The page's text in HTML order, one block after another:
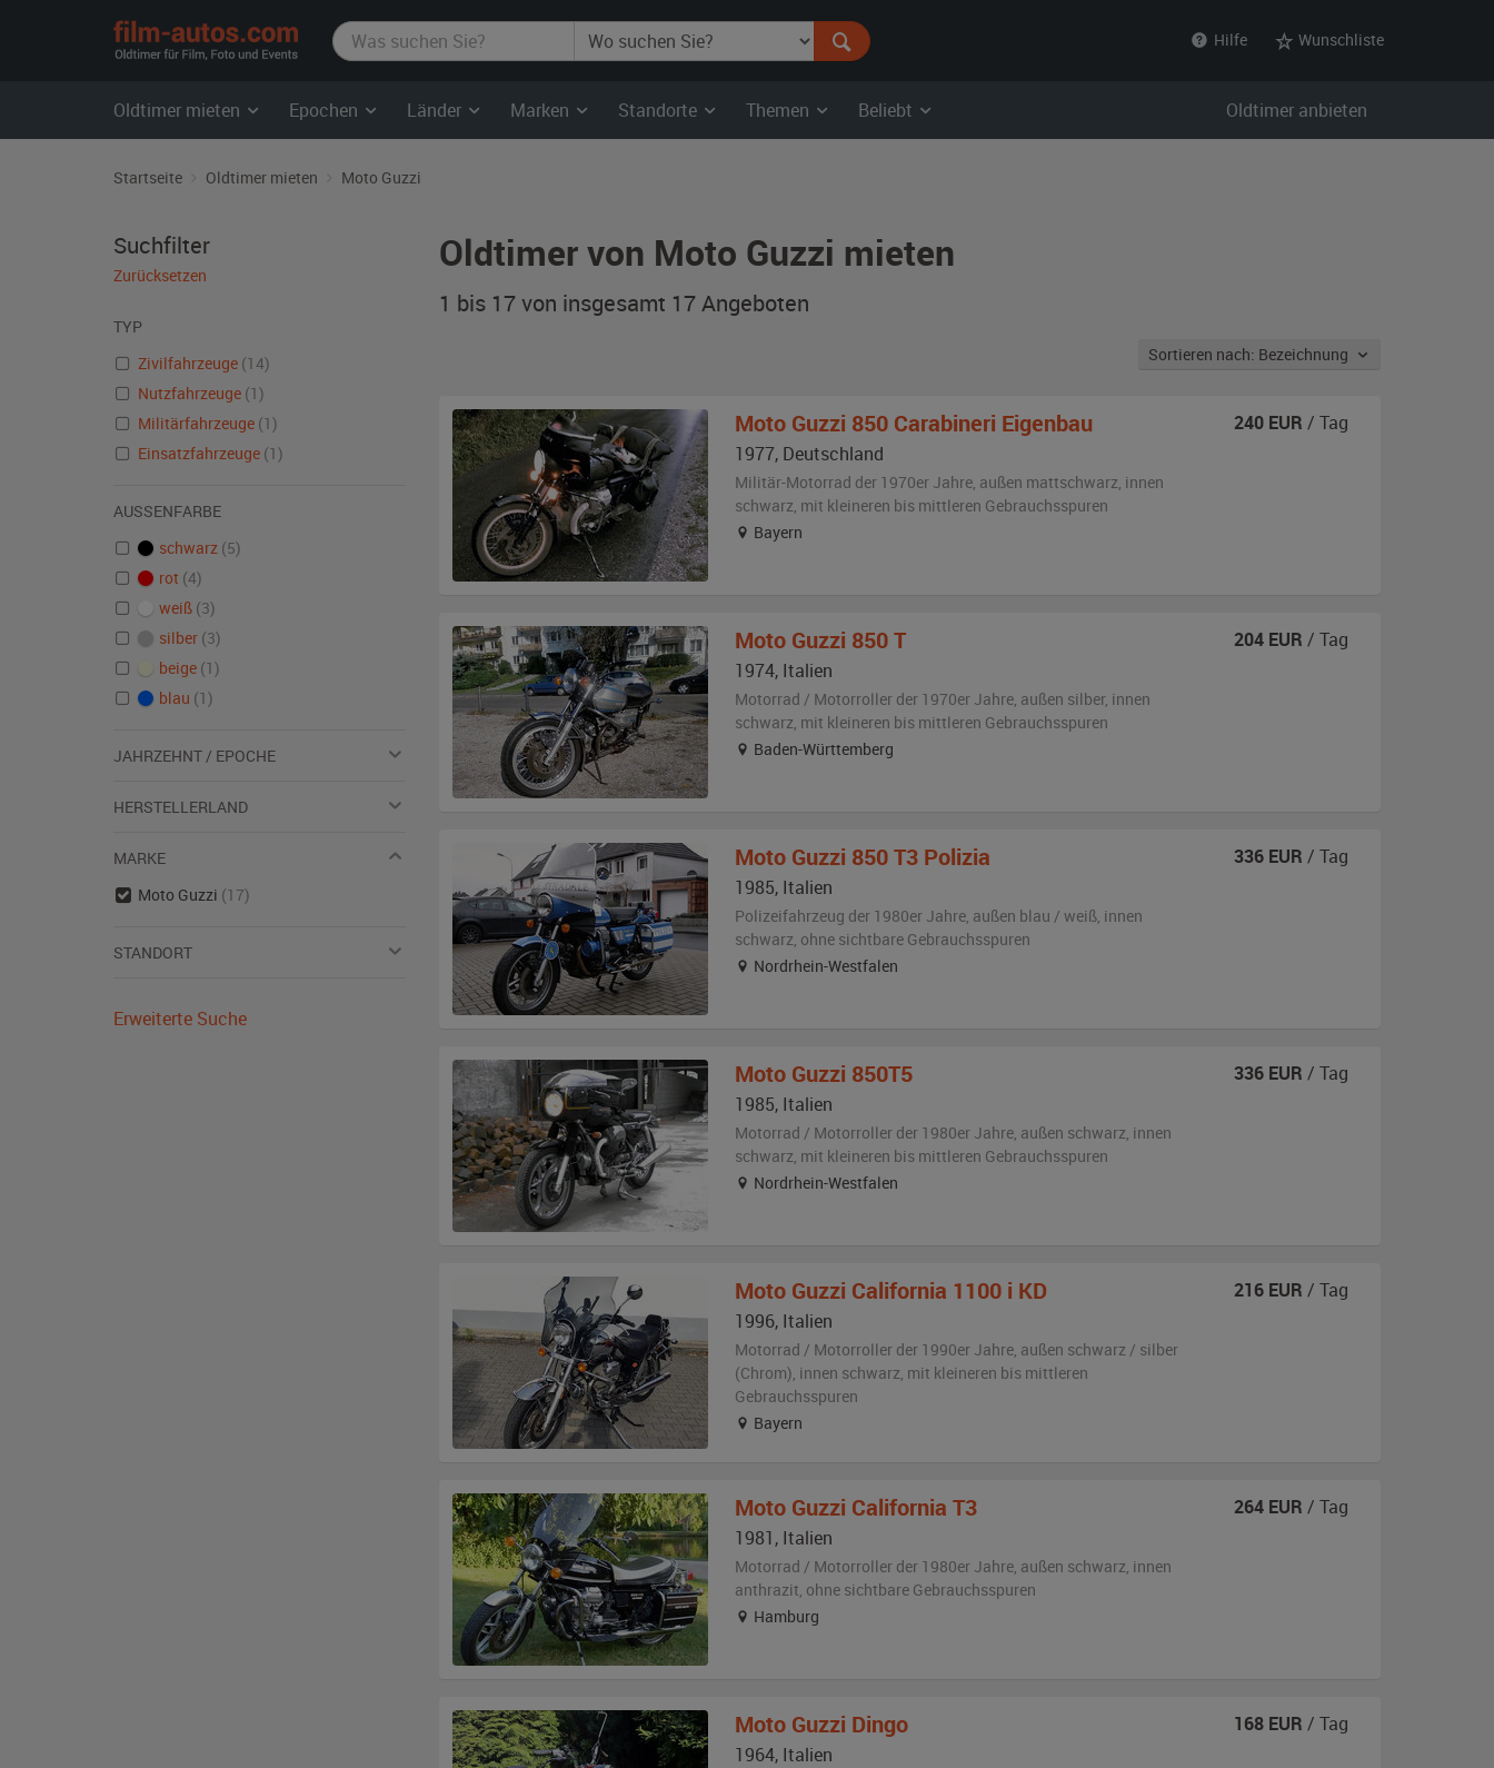
film-
autos.com
Hilfe Wunschliste
Oldtimer mieten Epochen Länder Marken Standorte Themen Beliebt Oldtimer anbieten
Startseite Oldtimer mieten Moto Guzzi
Oldtimer von Moto Guzzi mieten
1 bis 17 von insgesamt 17Angeboten
Sortieren nach: Bezeichnung
Moto Guzzi 850 Carabineri Eigenbau
1977, Deutschland
Militär-Motorrad der 1970er Jahre, außen mattschwarz, innen
schwarz, mit kleineren bis mittleren Gebrauchsspuren
Bayern
240 EUR / Tag
Moto Guzzi 850 T
1974, Italien
Motorrad / Motorroller der 1970er Jahre, außen silber, innen
schwarz, mit kleineren bis mittleren Gebrauchsspuren
Baden-Württemberg
204 EUR / Tag
Moto Guzzi 850 T3 Polizia
1985, Italien
Polizeifahrzeug der 1980er Jahre, außen blau / weiß, innen
schwarz, ohne sichtbare Gebrauchsspuren
Nordrhein-Westfalen
336 EUR / Tag
Moto Guzzi 850T5
1985, Italien
Motorrad / Motorroller der 1980er Jahre, außen schwarz, innen
schwarz, mit kleineren bis mittleren Gebrauchsspuren
Nordrhein-Westfalen
336 EUR / Tag
Moto Guzzi California 1100 i KD
1996, Italien
Motorrad / Motorroller der 1990er Jahre, außen schwarz / silber
(Chrom), innen schwarz, mit kleineren bis mittleren
Gebrauchsspuren
Bayern
216 EUR / Tag
Moto Guzzi California T3
1981, Italien
Motorrad / Motorroller der 1980er Jahre, außen schwarz, innen
anthrazit, ohne sichtbare Gebrauchsspuren
Hamburg
264 EUR / Tag
Moto Guzzi Dingo
1964, Italien
168 EUR / Tag
Suchfilter
Zurücksetzen
TYP
Zivilfahrzeuge (14)
Nutzfahrzeuge (1)
Militärfahrzeuge (1)
Einsatzfahrzeuge (1)
AUSSENFARBE
schwarz (5)
rot (4)
weiß (3)
silber (3)
beige (1)
blau (1)
JAHRZEHNT / EPOCHE
HERSTELLERLAND
MARKE
Moto Guzzi (17)
STANDORT
Erweiterte Suche